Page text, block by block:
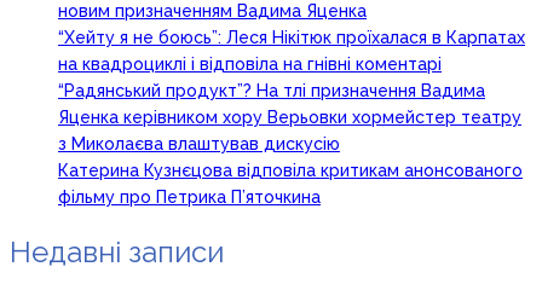
новим призначенням Вадима Яценка
“Хейту я не боюсь”: Леся Нікітюк проїхалася в Карпатах
на квадроциклі і відповіла на гнівні коментарі
“Радянський продукт”? На тлі призначення Вадима
Яценка керівником хору Верьовки хормейстер театру
з Миколаєва влаштував дискусію
Катерина Кузнєцова відповіла критикам анонсованого
фільму про Петрика П’яточкина
Недавні записи